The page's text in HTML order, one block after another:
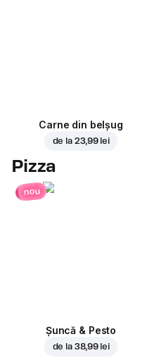
Carne din belșug
de la 23,99 lei
Pizza
nou
Șuncă & Pesto
de la 38,99 lei